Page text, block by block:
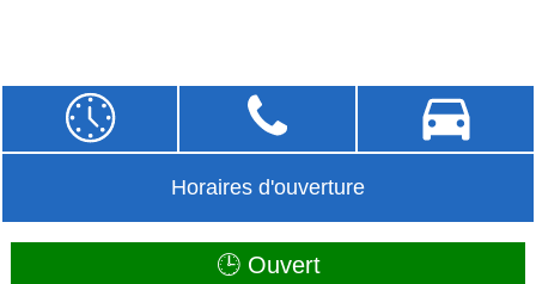
Horaires d'ouverture
🕒 Ouvert